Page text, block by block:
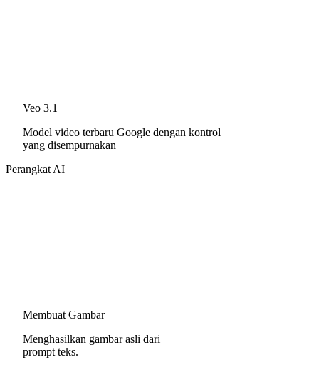
Veo 3.1
Model video terbaru Google dengan kontrol
yang disempurnakan
Perangkat AI
Membuat Gambar
Menghasilkan gambar asli dari
prompt teks.